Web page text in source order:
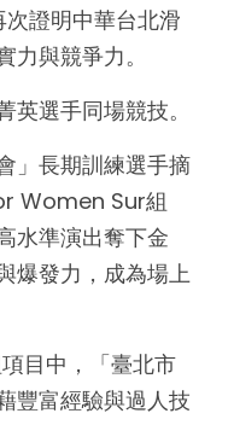
證明中華台北滑
與競爭力。
選手同場競技。
」長期訓練選手摘
Women Sur組
水準演出奪下金
爆發力，成為場上
目中，「臺北市
豐富經驗與過人技